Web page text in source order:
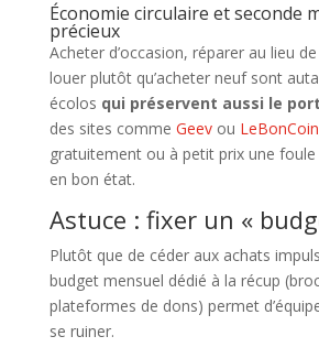
Économie circulaire et seconde
précieux
Acheter d’occasion, réparer au lieu
louer plutôt qu’acheter neuf sont
écolos qui préservent aussi le
des sites comme Geevou LeBonCoin
gratuitement ou à petit prix une foule
en bon état.
Astuce : fixer un «
Plutôt que de céder aux achats
budget mensuel dédié à la récup
plateformes de dons) permet
se ruiner.